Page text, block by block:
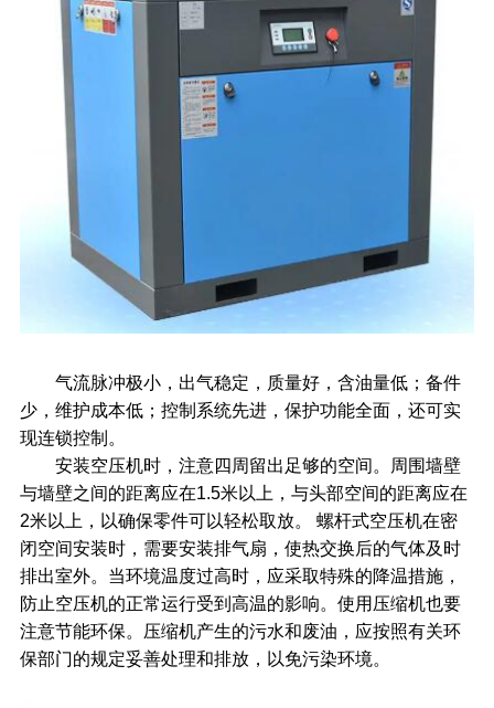
气流脉冲极小，出气稳定，质量好，含油量低；备件
少，维护成本低；控制系统先进，保护功能全面，还可实
现连锁控制。
安装空压机时，注意四周留出足够的空间。周围墙壁
与墙壁之间的距离应在1.5米以上，与头部空间的距离应在
2米以上，以确保零件可以轻松取放。 螺杆式空压机在密
闭空间安装时，需要安装排气扇，使热交换后的气体及时
排出室外。当环境温度过高时，应采取特殊的降温措施，
防止空压机的正常运行受到高温的影响。使用压缩机也要
注意节能环保。压缩机产生的污水和废油，应按照有关环
保部门的规定妥善处理和排放，以免污染环境。